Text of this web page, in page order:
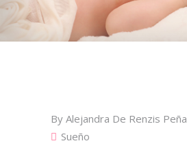
By Alejandra De Renzis Peña
Sueño